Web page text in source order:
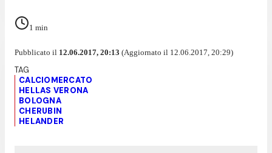
1 min
Pubblicato il 12.06.2017, 20:13 (Aggiornato il 12.06.2017, 20:29)
CALCIOMERCATO
HELLAS VERONA
BOLOGNA
CHERUBIN
HELANDER